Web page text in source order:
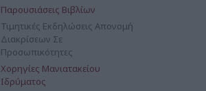
Παρουσιάσεις Βιβλίων
Τιμητικές Εκδηλώσεις Απονομή
Διακρίσεων Σε
Προσωπικότητες
Χορηγίες Μανιατακείου
Ιδρύματος